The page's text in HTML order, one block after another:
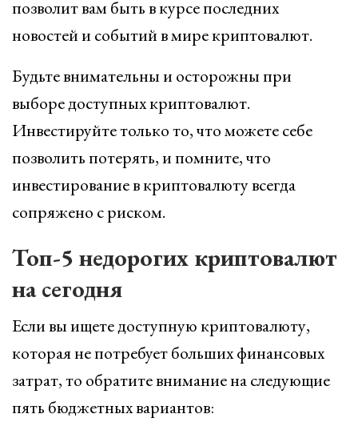
позволит вам быть в курсе последних
новостей и событий в мире криптовалют.
Будьте внимательны и осторожны при
выборе доступных криптовалют.
Инвестируйте только то, что можете себе
позволить потерять, и помните, что
инвестирование в криптовалюту всегда
сопряжено с риском.
Топ-5 недорогих криптовалют
на сегодня
Если вы ищете доступную криптовалюту,
которая не потребует больших финансовых
затрат, то обратите внимание на следующие
пять бюджетных вариантов: